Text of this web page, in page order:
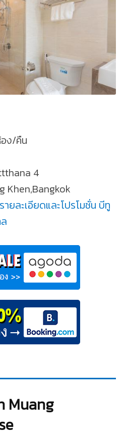
ง/คืน
4
Khen,Bangkok
ยละเอียดและโปรโมชั่น บีทู
Muang